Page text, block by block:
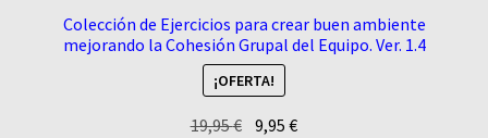
Colección de Ejercicios para crear buen ambiente
mejorando la Cohesión Grupal del Equipo. Ver. 1.4
¡OFERTA!
19,95€ El9,95€El